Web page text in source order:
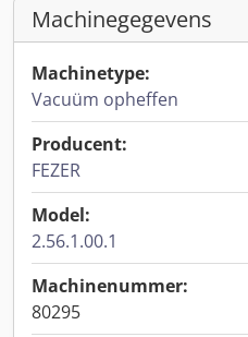
Machinegegevens
Machinetype:
Vacuüm opheffen
Producent:
FEZER
Model:
2.56.1.00.1
Machinenummer:
80295